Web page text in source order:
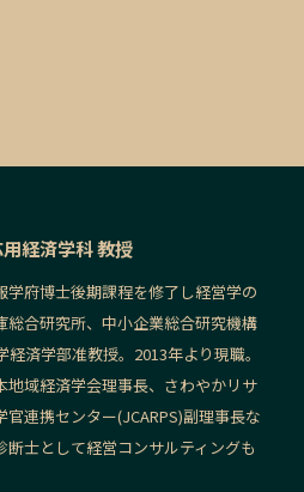
経済学科 教授
府博士後期課程を修了し経営学の
合研究所、中小企業総合研究機構
済学部准教授。2013年より現職。
地域経済学会理事長、さわやかリサ
連携センター(JCARPS)副理事長な
士として経営コンサルティングも